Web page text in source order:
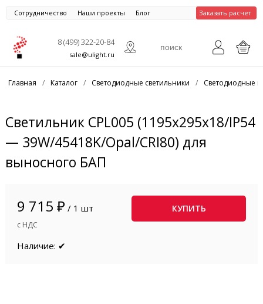
Сотрудничество Наши проекты Блог Заказать расчет
8 (499) 322-20-84
sale@ulight.ru
Главная / Каталог / Светодиодные светильники / Светодиодные
Светильник CPL005 (1195x295x18/IP54
— 39W/45418K/Opal/CRI80) для
выносного БАП
9 715 ₽ / 1 шт
с НДС
КУПИТЬ
Наличие: ✔